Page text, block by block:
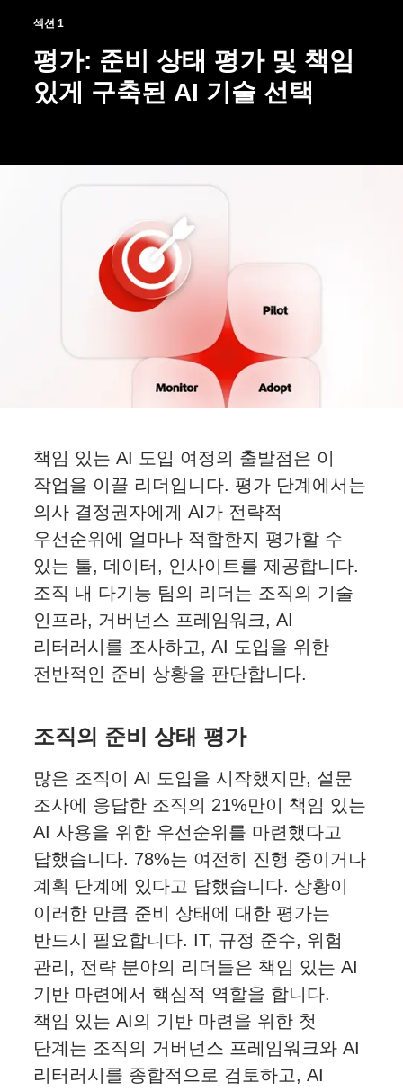
섹션 1
평가: 준비 상태 평가 및 책임
있게 구축된 AI 기술 선택
책임 있는 AI 도입 여정의 출발점은 이
작업을 이끌 리더입니다. 평가 단계에서는
의사 결정권자에게 AI가 전략적
우선순위에 얼마나 적합한지 평가할 수
있는 툴, 데이터, 인사이트를 제공합니다.
조직 내 다기능 팀의 리더는 조직의 기술
인프라, 거버넌스 프레임워크, AI
리터러시를 조사하고, AI 도입을 위한
전반적인 준비 상황을 판단합니다.
조직의 준비 상태 평가
많은 조직이 AI 도입을 시작했지만, 설문
조사에 응답한 조직의 21%만이 책임 있는
AI 사용을 위한 우선순위를 마련했다고
답했습니다. 78%는 여전히 진행 중이거나
계획 단계에 있다고 답했습니다. 상황이
이러한 만큼 준비 상태에 대한 평가는
반드시 필요합니다. IT, 규정 준수, 위험
관리, 전략 분야의 리더들은 책임 있는 AI
기반 마련에서 핵심적 역할을 합니다.
책임 있는 AI의 기반 마련을 위한 첫
단계는 조직의 거버넌스 프레임워크와 AI
리터러시를 종합적으로 검토하고, AI